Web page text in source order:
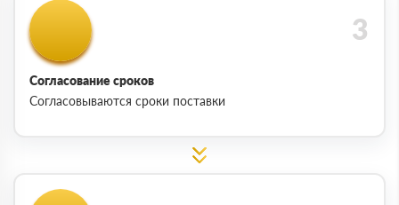
Согласование сроков
Согласовываются сроки поставки